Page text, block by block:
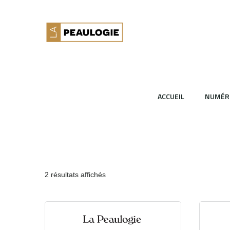
ACCUEIL
2 résultats affichés